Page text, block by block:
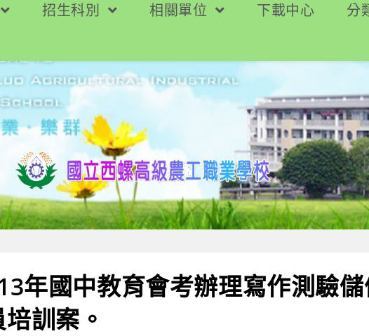
招生科別 相關單位 下載中心 分
年國中教育會考辦理寫作測驗
訓案。